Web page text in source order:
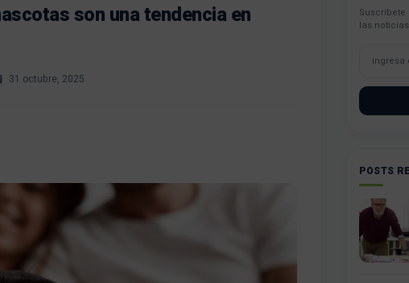
son una tendencia en
31 octubre, 2025
las
POSTS